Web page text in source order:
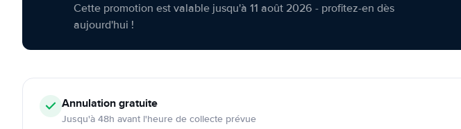
Cette promotion est valable jusqu'à 11 août 2026 - profitez-en dès
aujourd'hui !
Annulationgratuite
Jusqu'à 48h avant l'heure de collecte prévue